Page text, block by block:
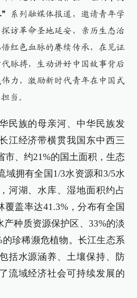
系列融媒体报道，邀请青年学
访革命圣地延安，亲历生态治
红色血脉的赓续传承，在见证
脉搏，生动讲好中国故事背后
力，激励新时代青年在中国式
当。
民族的母亲河、中华民族发
江经济带横贯我国东中西三
市、约21%的国土面积，生态
域拥有全国1/3水资源和3/5水
河湖、水库、湿地面积约占
覆盖率达41.3%，分布有全国
产种质资源保护区、33%的淡
的珍稀濒危植物。长江生态系
括水源涵养、土壤保持、防
流域经济社会可持续发展的